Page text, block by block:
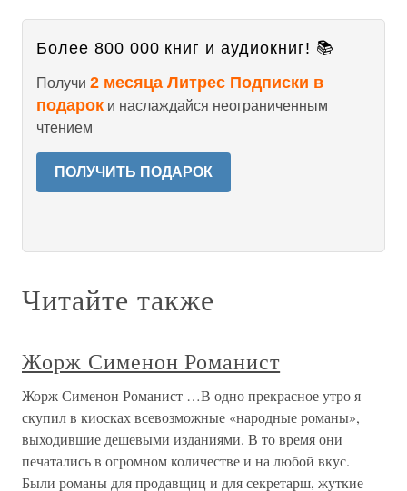
Более 800 000 книг и аудиокниг! 📚
Получи 2 месяца Литрес Подписки в
подарок и наслаждайся неограниченным
чтением
ПОЛУЧИТЬ ПОДАРОК
Читайте также
Жорж Сименон Романист
Жорж Сименон Романист …В одно прекрасное утро я
скупил в киосках всевозможные «народные романы»,
выходившие дешевыми изданиями. В то время они
печатались в огромном количестве и на любой вкус.
Были романы для продавщиц и для секретарш, жуткие